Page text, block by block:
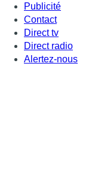
Publicité
Contact
Direct tv
Direct radio
Alertez-nous